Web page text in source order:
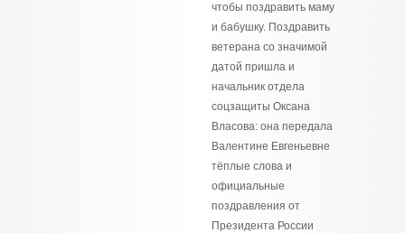
чтобы поздравить маму
и бабушку. Поздравить
ветерана со значимой
датой пришла и
начальник отдела
соцзащиты Оксана
Власова: она передала
Валентине Евгеньевне
тёплые слова и
официальные
поздравления от
Президента России